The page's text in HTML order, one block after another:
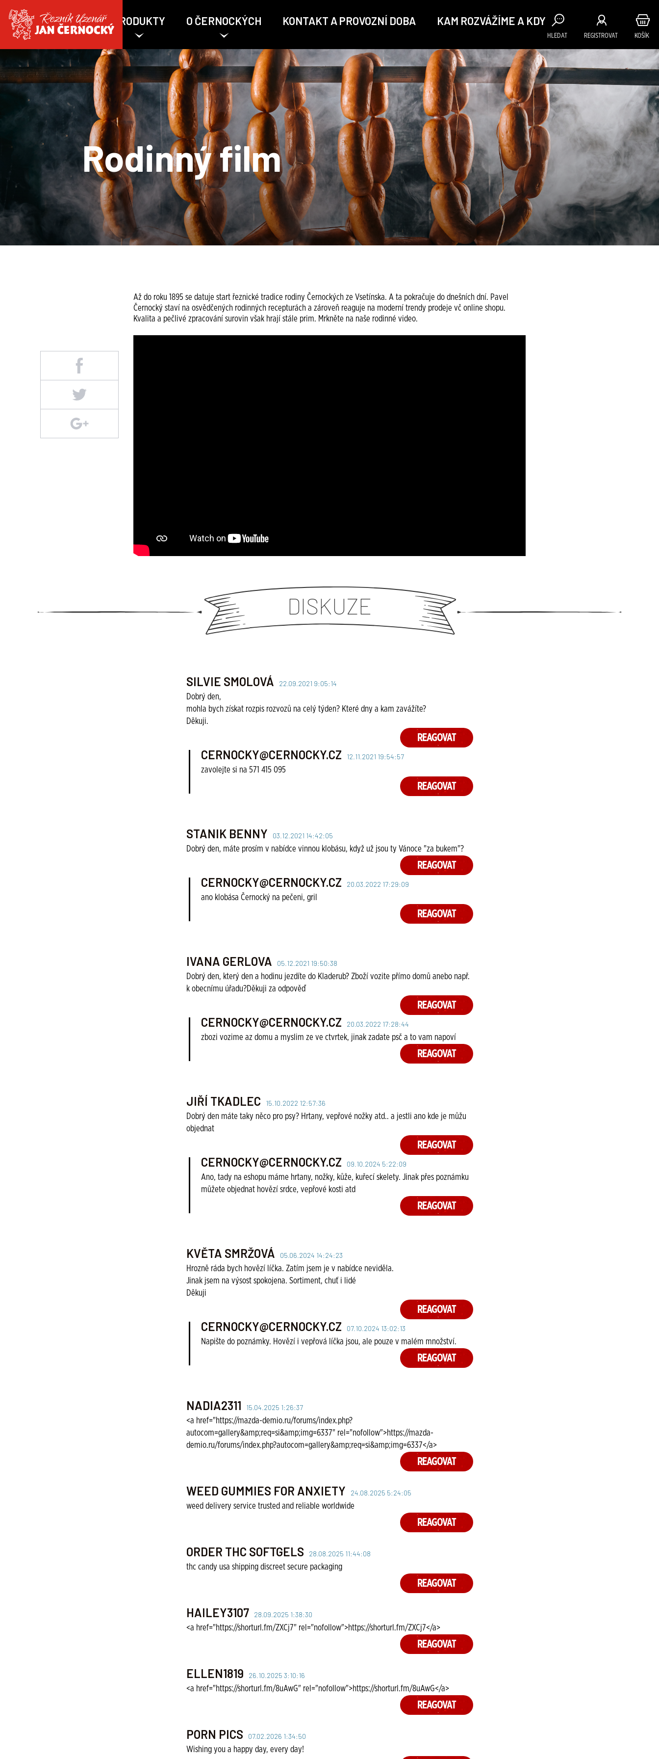
PRODUKTY O ČERNOCKÝCH KONTAKT A PROVOZNÍ DOBA KAM ROZVÁŽÍME A KDY
HLEDAT REGISTROVAT KOŠÍK
Rodinný film
Až do roku 1895 se datuje start řeznické tradice rodiny Černockých ze Vsetínska. A ta pokračuje do dnešních dní. Pavel
Černocký staví na osvědčených rodinných recepturách a zároveň reaguje na moderní trendy prodeje vč online shopu.
Kvalita a pečlivé zpracování surovin však hrají stále prim. Mrkněte na naše rodinné video.
DISKUZE
SILVIE SMOLOVÁ 22.09.2021 9:05:14
Dobrý den,
mohla bych získat rozpis rozvozů na celý týden? Které dny a kam zavážíte?
Děkuji.
REAGOVAT
CERNOCKY@CERNOCKY.CZ 12.11.2021 19:54:57
zavolejte si na 571 415 095
REAGOVAT
STANIK BENNY 03.12.2021 14:42:05
Dobrý den, máte prosím v nabídce vinnou klobásu, když už jsou ty Vánoce "za bukem"?
REAGOVAT
CERNOCKY@CERNOCKY.CZ 20.03.2022 17:29:09
ano klobása Černocký na pečeni, gril
REAGOVAT
IVANA GERLOVA 05.12.2021 19:50:38
Dobrý den, který den a hodinu jezdíte do Kladerub? Zboží vozite přímo domů anebo např.
k obecnímu úřadu?Děkuji za odpověď
REAGOVAT
CERNOCKY@CERNOCKY.CZ 20.03.2022 17:28:44
zbozi vozime az domu a myslim ze ve ctvrtek, jinak zadate psč a to vam napoví
REAGOVAT
JIŘÍ TKADLEC 15.10.2022 12:57:36
Dobrý den máte taky něco pro psy? Hrtany, vepřové nožky atd.. a jestli ano kde je můžu
objednat
REAGOVAT
CERNOCKY@CERNOCKY.CZ 09.10.2024 5:22:09
Ano, tady na eshopu máme hrtany, nožky, kůže, kuřecí skelety. Jinak přes poznámku
můžete objednat hovězí srdce, vepřové kosti atd
REAGOVAT
KVĚTA SMRŽOVÁ 05.06.2024 14:24:23
Hrozně ráda bych hovězí líčka. Zatím jsem je v nabídce neviděla.
Jinak jsem na výsost spokojena. Sortiment, chuť i lidé
Děkuji
REAGOVAT
CERNOCKY@CERNOCKY.CZ 07.10.2024 13:02:13
Napište do poznámky. Hovězí i vepřová líčka jsou, ale pouze v malém množství.
REAGOVAT
NADIA2311 15.04.2025 1:26:37
<a href="https://mazda-demio.ru/forums/index.php?
autocom=gallery&amp;req=si&amp;img=6337" rel="nofollow">https://mazda-
demio.ru/forums/index.php?autocom=gallery&amp;req=si&amp;img=6337</a>
REAGOVAT
WEED GUMMIES FOR ANXIETY 24.08.2025 5:24:05
weed delivery service trusted and reliable worldwide
REAGOVAT
ORDER THC SOFTGELS 28.08.2025 11:44:08
thc candy usa shipping discreet secure packaging
REAGOVAT
HAILEY3107 28.09.2025 1:38:30
<a href="https://shorturl.fm/ZXCj7" rel="nofollow">https://shorturl.fm/ZXCj7</a>
REAGOVAT
ELLEN1819 26.10.2025 3:10:16
<a href="https://shorturl.fm/8uAwG" rel="nofollow">https://shorturl.fm/8uAwG</a>
REAGOVAT
PORN PICS 07.02.2026 1:34:50
Wishing you a happy day, every day!